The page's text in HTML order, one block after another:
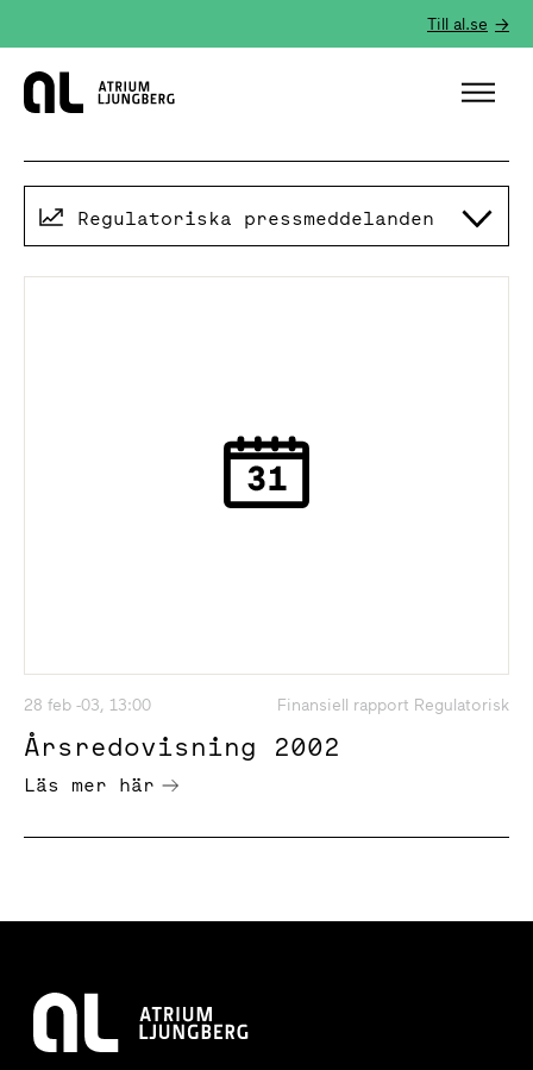
Till al.se
Hem
Regulatoriska pressmeddelanden
28 feb -03, 13:00 Finansiell rapport Regulatorisk
Årsredovisning 2002
Läs mer här